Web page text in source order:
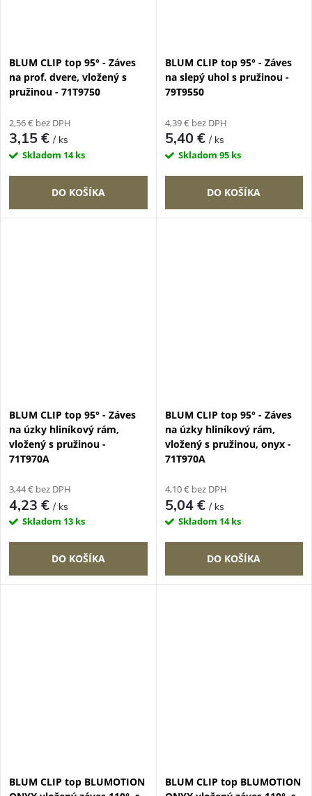
BLUM CLIP top 95° - Záves
na prof. dvere, vložený s
pružinou - 71T9750
2,56 € bez DPH
3,15 €/ ks
Skladom 14 ks
DO KOŠÍKA
BLUM CLIP top 95° - Záves
na slepý uhol s pružinou -
79T9550
4,39 € bez DPH
5,40 €/ ks
Skladom 95 ks
DO KOŠÍKA
BLUM CLIP top 95° - Záves
na úzky hliníkový rám,
vložený s pružinou -
71T970A
3,44 € bez DPH
4,23 €/ ks
Skladom 13 ks
DO KOŠÍKA
BLUM CLIP top 95° - Záves
na úzky hliníkový rám,
vložený s pružinou, onyx -
71T970A
4,10 € bez DPH
5,04 €/ ks
Skladom 14 ks
DO KOŠÍKA
BLUM CLIP top BLUMOTION
BLUM CLIP top BLUMOTION